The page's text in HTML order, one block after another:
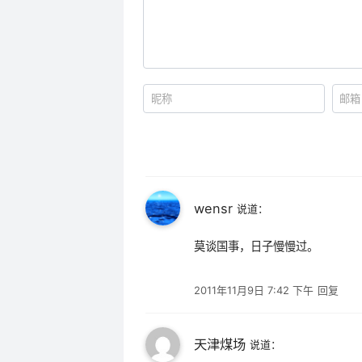
wensr 说道：
2011年11月9日 7:42 下午
莫谈国事，日子慢慢过。
回复
天津煤场 说道：